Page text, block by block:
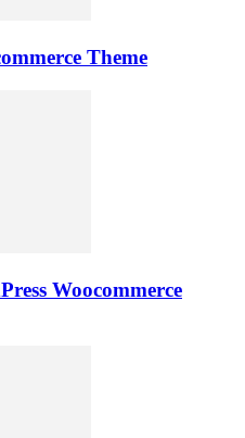
Theme
Woocommerce